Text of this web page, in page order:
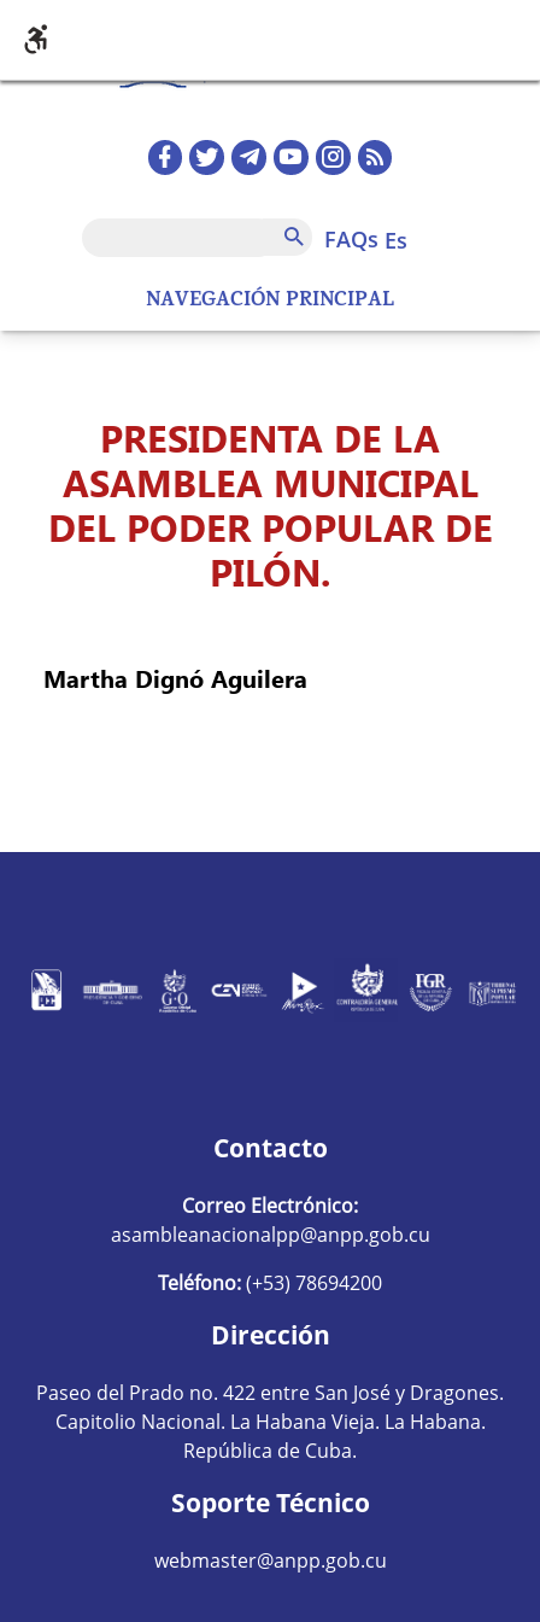
NAVEGACIÓN PRINCIPAL
Redes sociales home
FAQs
FAQs es
PRESIDENTA DE LA
ASAMBLEA MUNICIPAL
DEL PODER POPULAR DE
PILÓN.
Martha Dignó Aguilera
Contacto
Correo Electrónico:
asambleanacionalpp@anpp.gob.cu
Teléfono:(+53) 78694200
Dirección
Paseo del Prado no. 422 entre San José y Dragones.
Capitolio Nacional. La Habana Vieja. La Habana.
República de Cuba.
Soporte Técnico
webmaster@anpp.gob.cu